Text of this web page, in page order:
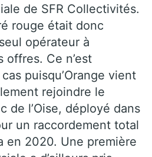
de SFR Collectivités.
rouge était donc
opérateur à
offres. Ce n’est
puisqu’Orange vient
rejoindre le
de l’Oise, déployé dans
un raccordement total
en 2020. Une première